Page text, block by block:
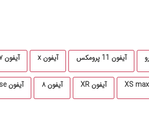
آیفون 11 پرومکس آیفون x آیفون ۷
آیفون XR آیفون ۸ آیفون se